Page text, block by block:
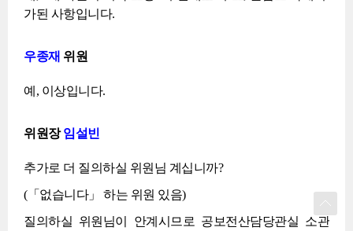
가된 사항입니다.
우종재 위원
예, 이상입니다.
위원장임설빈
추가로 더 질의하실 위원님 계십니까?
(「없습니다」 하는 위원 있음)
질의하실 위원님이 안계시므로 공보전산담당관실 소관